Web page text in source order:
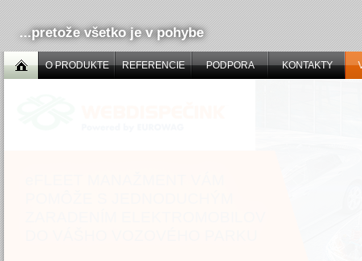
...pretože všetko je v pohybe
O PRODUKTE REFERENCIE PODPORA KONTAKTY